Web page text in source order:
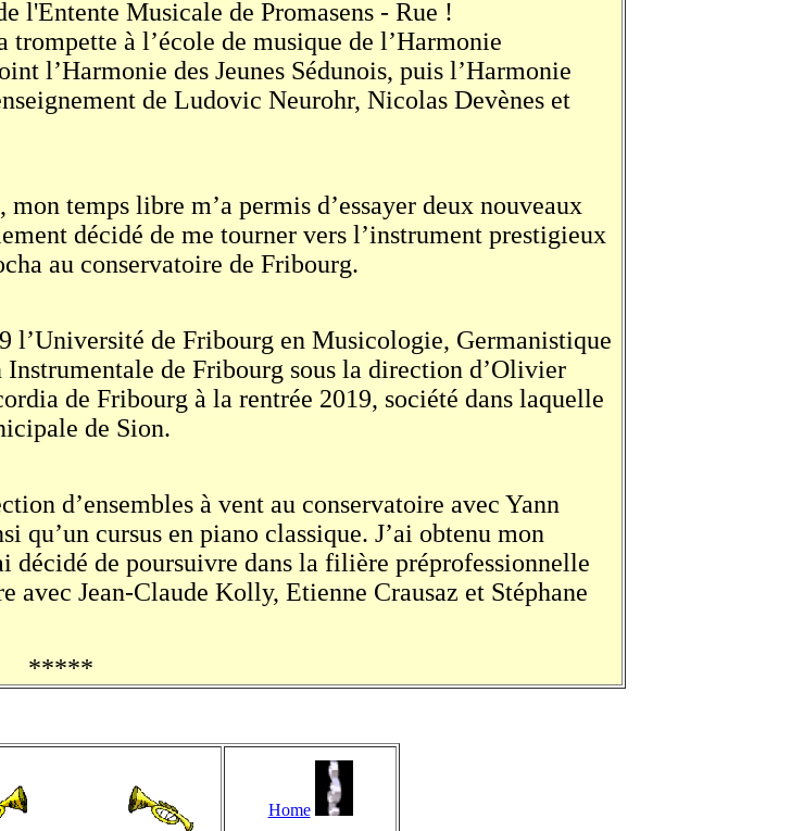
l'Entente Musicale de Promasens - Rue !
trompette à l’école de musique de l’Harmonie
l’Harmonie des Jeunes Sédunois, puis l’Harmonie
de Ludovic Neurohr, Nicolas Devènes et
temps libre m’a permis d’essayer deux nouveaux
décidé de me tourner vers l’instrument prestigieux
au conservatoire de Fribourg.
l’Université de Fribourg en Musicologie, Germanistique
de Fribourg sous la direction d’Olivier
de Fribourg à la rentrée 2019, société dans laquelle
de Sion.
d’ensembles à vent au conservatoire avec Yann
qu’un cursus en piano classique. J’ai obtenu mon
de poursuivre dans la filière préprofessionnelle
avec Jean-Claude Kolly, Etienne Crausaz et Stéphane
*****
Home